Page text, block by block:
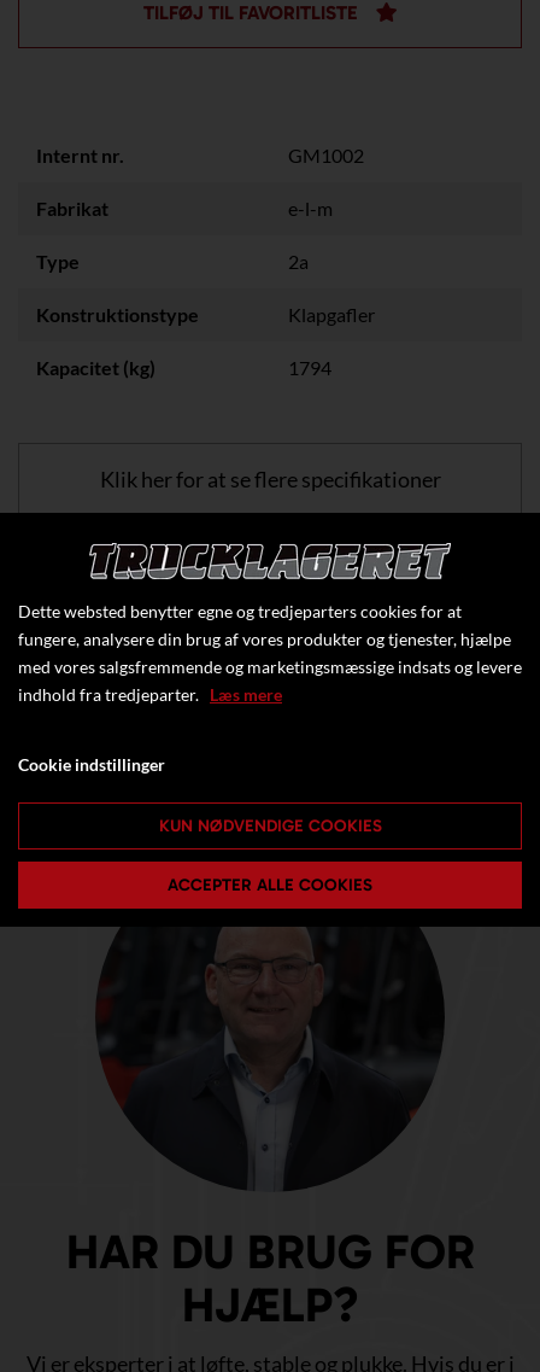
TILFØJ TIL FAVORITLISTE
Internt nr. GM1002
Fabrikat e-l-m
Type 2a
Konstruktionstype Klapgafler
Kapacitet (kg) 1794
Klik her for at se flere specifikationer
HAR DU BRUG FOR
HJÆLP?
Vi er eksperter i at løfte, stable og plukke. Hvis du er i
Dette websted benytter egne og tredjeparters cookies for at
fungere, analysere din brug af vores produkter og tjenester, hjælpe
med vores salgsfremmende og marketingsmæssige indsats og levere
indhold fra tredjeparter. Læs mere
Cookie indstillinger
KUN NØDVENDIGE COOKIES
ACCEPTER ALLE COOKIES